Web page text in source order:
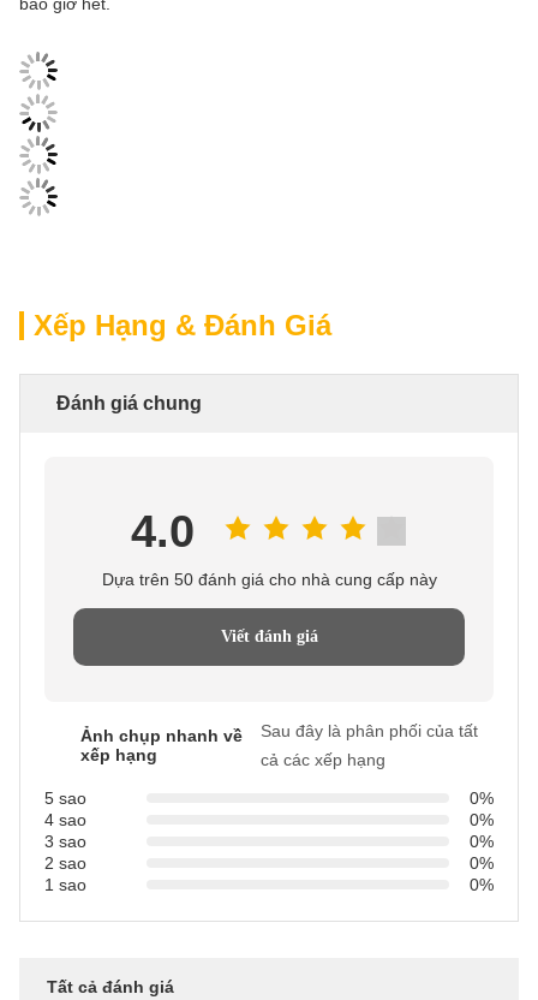
Xếp Hạng & Đánh Giá
Đánh giá chung
4.0
Dựa trên 50 đánh giá cho nhà cung cấp này
Viết đánh giá
Ảnh chụp nhanh về
xếp hạng
Sau đây là phân phối của tất
cả các xếp hạng
5 sao
0%
4 sao
0%
3 sao
0%
2 sao
0%
1 sao
0%
Tất cả đánh giá